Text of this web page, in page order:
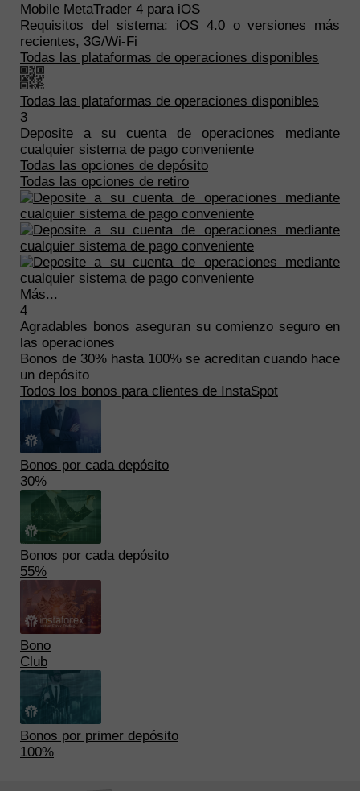
Mobile MetaTrader 4 para iOS
Requisitos del sistema: iOS 4.0 o versiones más
recientes, 3G/Wi-Fi
Todas las plataformas de operaciones disponibles
Todas las plataformas de operaciones disponibles
3
Deposite a su cuenta de operaciones mediante
cualquier sistema de pago conveniente
Todas las opciones de depósito
Todas las opciones de retiro
Más...
4
Agradables bonos aseguran su comienzo seguro en
las operaciones
Bonos de 30% hasta 100% se acreditan cuando hace
un depósito
Todos los bonos para clientes de InstaSpot
Bonos por cada depósito
30%
Bonos por cada depósito
55%
Bono
Club
Bonos por primer depósito
100%